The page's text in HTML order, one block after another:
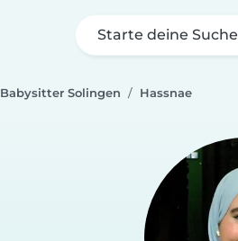
Starte deine Suche
Babysitter Solingen Hassnae